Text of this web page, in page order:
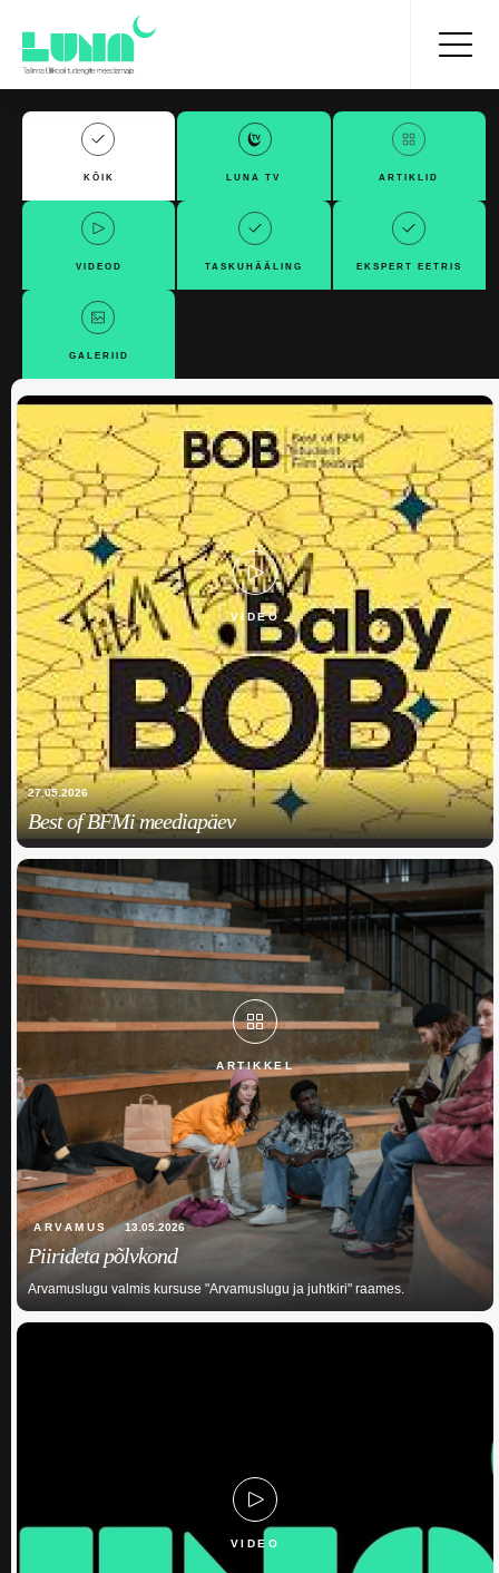
KÕIK LUNA TV ARTIKLID
VIDEOD TASKUHÄÄLING EKSPERT EETRIS
GALERIID
VIDEO
27.05.2026
Best of BFMi meediapäev
ARTIKKEL
ARVAMUS 13.05.2026
Piirideta põlvkond
Arvamuslugu valmis kursuse "Arvamuslugu ja juhtkiri" raames.
VIDEO